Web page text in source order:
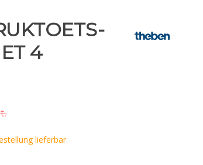
4
lieferbar.